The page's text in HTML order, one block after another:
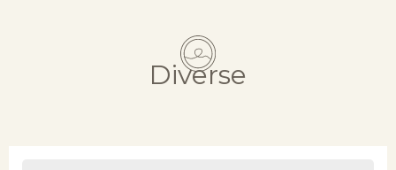
Diverse